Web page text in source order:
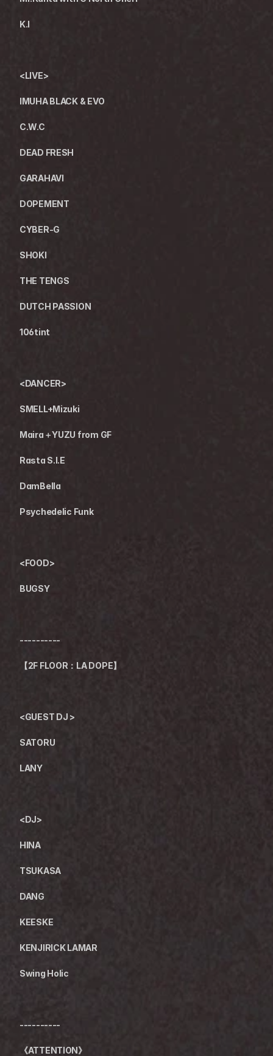
K.I
<LIVE>
IMUHA BLACK & EVO
C.W.C
DEAD FRESH
GARAHAVI
DOPEMENT
CYBER-G
SHOKI
THE TENGS
DUTCH PASSION
106tint
<DANCER>
SMELL+Mizuki
Maira＋YUZU from GF
Rasta S.I.E
DamBella
Psychedelic Funk
<FOOD>
BUGSY
----------
【2F FLOOR：LA DOPE】
<GUEST DJ >
SATORU
LANY
<DJ>
HINA
TSUKASA
DANG
KEESKE
KENJIRICK LAMAR
Swing Holic
----------
《ATTENTION》